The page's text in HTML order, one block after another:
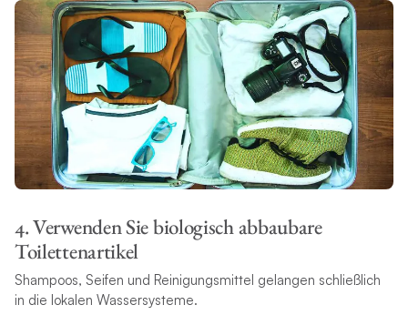
4. Verwenden Sie biologisch abbaubare
Toilettenartikel
Shampoos, Seifen und Reinigungsmittel gelangen schließlich
in die lokalen Wassersysteme.